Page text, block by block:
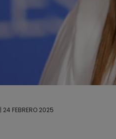
| 24 FEBRERO 2025